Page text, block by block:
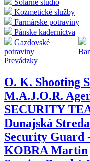
Solárne štúdio
Kozmetické služby
Farmárske potraviny
Pánske kaderníctva
Gazdovské
potraviny
Prevádzky
O. K. Shooting
M.A.J.O.R.
SECURITY
Dunajská Streda
Security Guard
KOBRA Martin